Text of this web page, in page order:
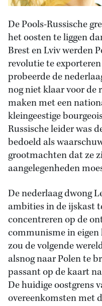
De Pools-Russische
het oosten te liggen
Brest en Lviv werden
revolutie te
probeerde de
nog niet klaar voor de
maken met een
kleingeestige
Russische leider was
bedoeld als
grootmachten dat ze
aangelegenheden
De nederlaag dwong
ambities in de ijskast
concentreren op de
communisme in
zou de volgende
alsnog naar Polen te
passant op de kaart
De huidige oostgrens
overeenkomsten met